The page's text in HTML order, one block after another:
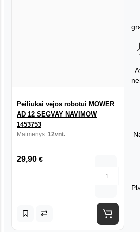
Peiliukai vejos robotui MOWER
AD 12 SEGVAY NAVIMOW
1453753
Matmenys: 12vnt.
29,90 €